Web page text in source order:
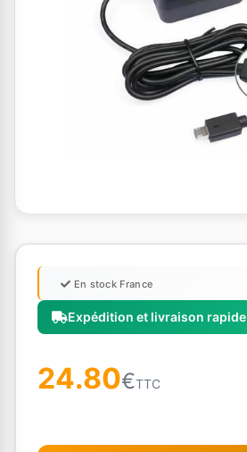
Expédition et livraison rapide
En stock France
24.80€TTC